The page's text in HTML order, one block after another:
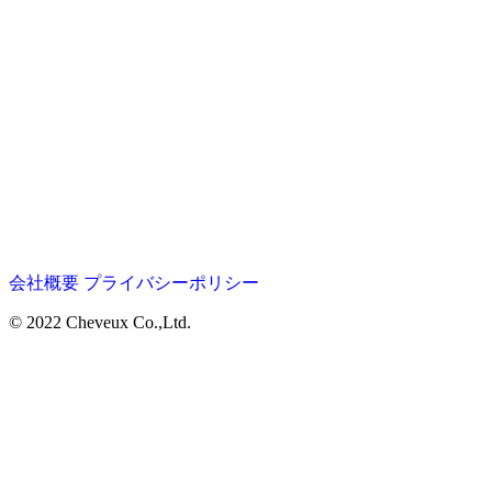
会社概要 プライバシーポリシー
© 2022 Cheveux Co.,Ltd.